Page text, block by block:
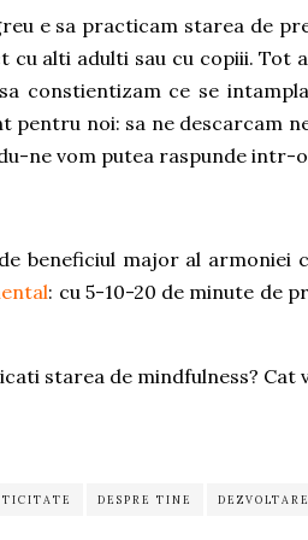
e sa practicam starea de
cu alti adulti sau cu copiii. Tot
constientizam ce se
pentru noi: sa ne descarcam
ne vom putea raspunde intr-
beneficiul major al armoniei
: cu 5-10-20 de minute de
starea de mindfulness? Cat
DESPRE TINE